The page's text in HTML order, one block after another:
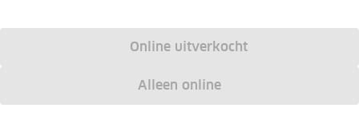
Online uitverkocht
Alleen online